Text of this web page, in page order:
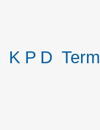
K P D